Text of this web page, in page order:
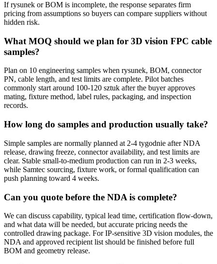
If rysunek or BOM is incomplete, the response separates firm
pricing from assumptions so buyers can compare suppliers without
hidden risk.
What MOQ should we plan for 3D vision FPC cable
samples?
Plan on 10 engineering samples when rysunek, BOM, connector
PN, cable length, and test limits are complete. Pilot batches
commonly start around 100-120 sztuk after the buyer approves
mating, fixture method, label rules, packaging, and inspection
records.
How long do samples and production usually take?
Simple samples are normally planned at 2-4 tygodnie after NDA
release, drawing freeze, connector availability, and test limits are
clear. Stable small-to-medium production can run in 2-3 weeks,
while Samtec sourcing, fixture work, or formal qualification can
push planning toward 4 weeks.
Can you quote before the NDA is complete?
We can discuss capability, typical lead time, certification flow-down,
and what data will be needed, but accurate pricing needs the
controlled drawing package. For IP-sensitive 3D vision modules, the
NDA and approved recipient list should be finished before full
BOM and geometry release.